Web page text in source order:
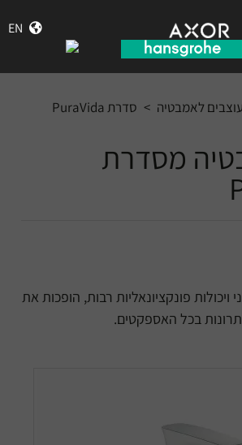
EN
לאמבטיה > סדרת PuraVida
מסדרת
ויכולות פונקציונאליות רבות, הופכות את
בכל האספקטים.